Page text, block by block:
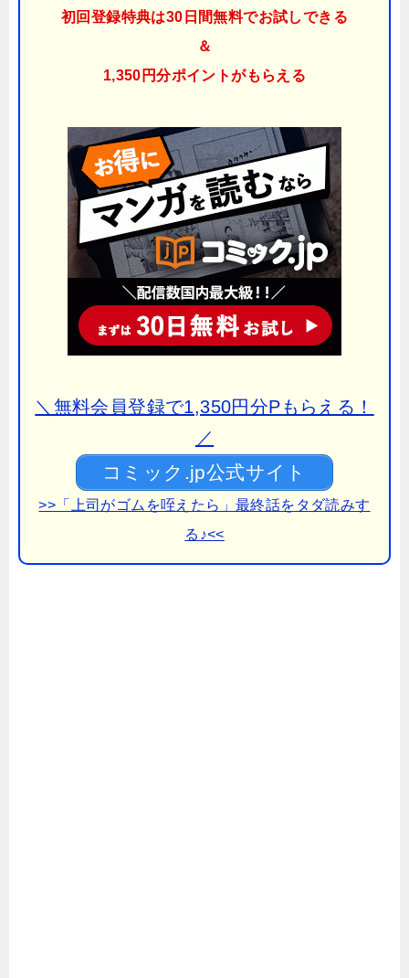
初回登録特典は30日間無料でお試しできる
＆
1,350円分ポイントがもらえる
＼無料会員登録で1,350円分Pもらえる！
／
コミック.jp公式サイト
>>「上司がゴムを咥えたら」最終話をタダ読みす
る♪<<